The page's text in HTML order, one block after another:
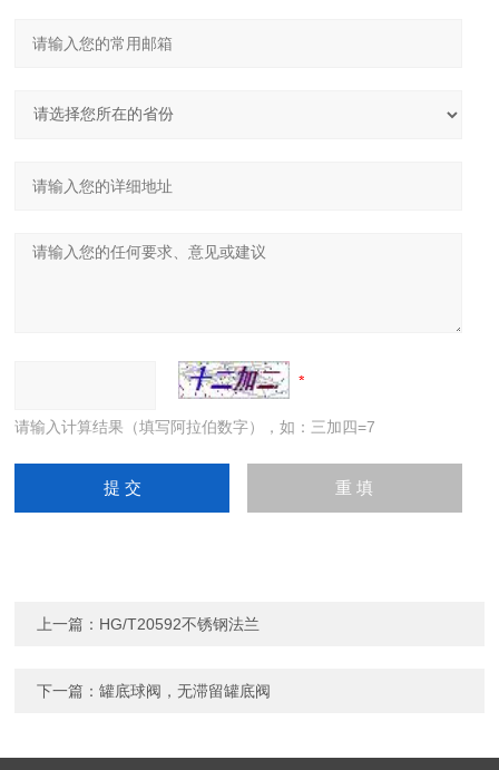
请输入计算结果（填写阿拉伯数字），如：三加四=7
上一篇： HG/T20592不锈钢法兰
下一篇：罐底球阀，无滞留罐底阀